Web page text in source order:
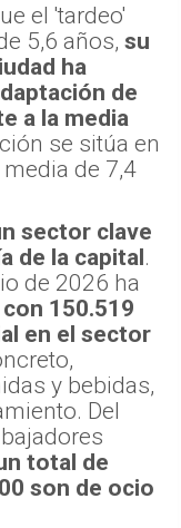
el 'tardeo'
5,6 años, su
ha
de
a la media
se sitúa en
de 7,4
sector clave
de la capital.
de 2026 ha
150.519
en el sector
y bebidas,
Del
total de
son de ocio